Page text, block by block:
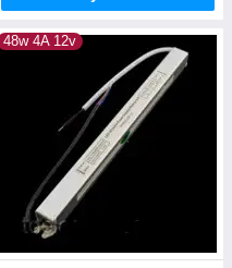
48w 4A 12v